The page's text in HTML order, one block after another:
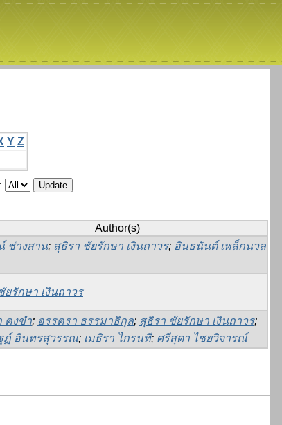
Y Z
Author(s)
ช่างสาน; สุธิรา ชัยรักษา เงินถาวร; อินธนันต์ เหล็กนวล
ยรักษา เงินถาวร
คงขำ; อรรครา ธรรมาธิกุล; สุธิรา ชัยรักษา เงินถาวร;
ฏ์ อินทรสุวรรณ; เมธิรา ไกรนที; ศรีสุดา ไชยวิจารณ์